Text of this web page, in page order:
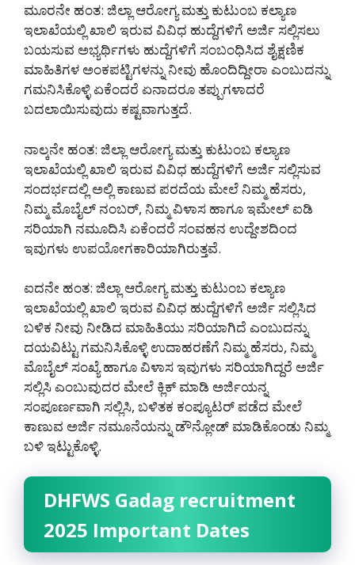
ಮೂರನೇ ಹಂತ: ಜಿಲ್ಲಾ ಆರೋಗ್ಯ ಮತ್ತು ಕುಟುಂಬ ಕಲ್ಯಾಣ
ಇಲಾಖೆಯಲ್ಲಿ ಖಾಲಿ ಇರುವ ವಿವಿಧ ಹುದ್ದೆಗಳಿಗೆ ಅರ್ಜಿ ಸಲ್ಲಿಸಲು
ಬಯಸುವ ಅಭ್ಯರ್ಥಿಗಳು ಹುದ್ದೆಗಳಿಗೆ ಸಂಬಂಧಿಸಿದ ಶೈಕ್ಷಣಿಕ
ಮಾಹಿತಿಗಳ ಅಂಕಪಟ್ಟಿಗಳನ್ನು ನೀವು ಹೊಂದಿದ್ದೀರಾ ಎಂಬುದನ್ನು
ಗಮನಿಸಿಕೊಳ್ಳಿ ಏಕೆಂದರೆ ಏನಾದರೂ ತಪ್ಪುಗಳಾದರೆ
ಬದಲಾಯಿಸುವುದು ಕಷ್ಟವಾಗುತ್ತದೆ.
ನಾಲ್ಕನೇ ಹಂತ: ಜಿಲ್ಲಾ ಆರೋಗ್ಯ ಮತ್ತು ಕುಟುಂಬ ಕಲ್ಯಾಣ
ಇಲಾಖೆಯಲ್ಲಿ ಖಾಲಿ ಇರುವ ವಿವಿಧ ಹುದ್ದೆಗಳಿಗೆ ಅರ್ಜಿ ಸಲ್ಲಿಸುವ
ಸಂದರ್ಭದಲ್ಲಿ ಅಲ್ಲಿ ಕಾಣುವ ಪರದೆಯ ಮೇಲೆ ನಿಮ್ಮ ಹೆಸರು,
ನಿಮ್ಮ ಮೊಬೈಲ್ ನಂಬರ್, ನಿಮ್ಮ ವಿಳಾಸ ಹಾಗೂ ಇಮೇಲ್ ಐಡಿ
ಸರಿಯಾಗಿ ನಮೂದಿಸಿ ಏಕೆಂದರೆ ಸಂವಹನ ಉದ್ದೇಶದಿಂದ
ಇವುಗಳು ಉಪಯೋಗಕಾರಿಯಾಗಿರುತ್ತವೆ.
ಐದನೇ ಹಂತ: ಜಿಲ್ಲಾ ಆರೋಗ್ಯ ಮತ್ತು ಕುಟುಂಬ ಕಲ್ಯಾಣ
ಇಲಾಖೆಯಲ್ಲಿ ಖಾಲಿ ಇರುವ ವಿವಿಧ ಹುದ್ದೆಗಳಿಗೆ ಅರ್ಜಿ ಸಲ್ಲಿಸಿದ
ಬಳಿಕ ನೀವು ನೀಡಿದ ಮಾಹಿತಿಯು ಸರಿಯಾಗಿದೆ ಎಂಬುದನ್ನು
ದಯವಿಟ್ಟು ಗಮನಿಸಿಕೊಳ್ಳಿ ಉದಾಹರಣೆಗೆ ನಿಮ್ಮ ಹೆಸರು, ನಿಮ್ಮ
ಮೊಬೈಲ್ ಸಂಖ್ಯೆ ಹಾಗೂ ವಿಳಾಸ ಇವುಗಳು ಸರಿಯಾಗಿದ್ದರೆ ಅರ್ಜಿ
ಸಲ್ಲಿಸಿ ಎಂಬುವುದರ ಮೇಲೆ ಕ್ಲಿಕ್ ಮಾಡಿ ಅರ್ಜಿಯನ್ನ
ಸಂಪೂರ್ಣವಾಗಿ ಸಲ್ಲಿಸಿ, ಬಳಿತಕ ಕಂಪ್ಯೂಟರ್ ಪಡೆದ ಮೇಲೆ
ಕಾಣುವ ಅರ್ಜಿ ನಮೂನೆಯನ್ನು ಡೌನ್ಲೋಡ್ ಮಾಡಿಕೊಂಡು ನಿಮ್ಮ
ಬಳಿ ಇಟ್ಟುಕೊಳ್ಳಿ.
DHFWS Gadag recruitment
2025 Important Dates